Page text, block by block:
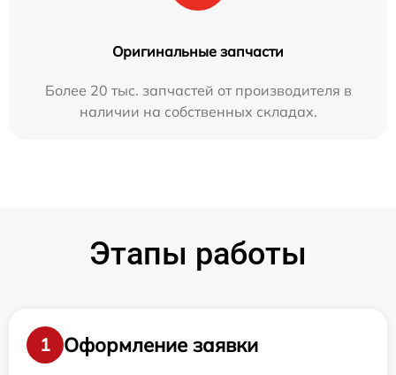
Оригинальные запчасти
Более 20 тыс. запчастей от производителя в
наличии на собственных складах.
Этапы работы
1
Оформление заявки